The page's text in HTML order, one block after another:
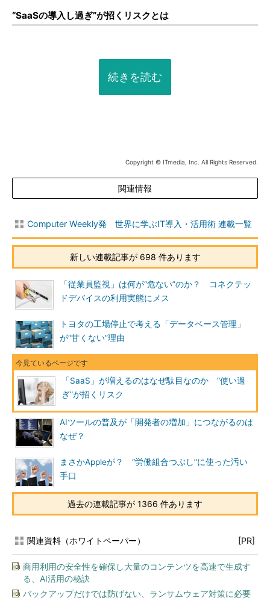
“SaaSの導入し過ぎ”が招くリスクとは
続きを読む
Copyright © ITmedia, Inc. All Rights Reserved.
関連情報
Computer Weekly発 世界に学ぶIT導入・活用術 連載一覧
新しい連載記事が 698 件あります
「従業員監視」は何が“危ない”のか？ コネクテッ
ドデバイスの利用実態にメス
トヨタの工場停止で考える「データベース管理」
が“甘くない”理由
「SaaS」が増えるのはなぜ駄目なのか “使い過
ぎ”が招くリスク
AIツールの普及が「開発者の増加」につながるのは
なぜ？
まさかAppleが？ “労働組合つぶし”に使った汚い
手口
過去の連載記事が 1366 件あります
関連資料（ホワイトペーパー） [PR]
商用利用の安全性を確保し大量のコンテンツを高速で生成す
る、AI活用の秘訣
バックアップだけでは防げない、ランサムウェア対策に必要